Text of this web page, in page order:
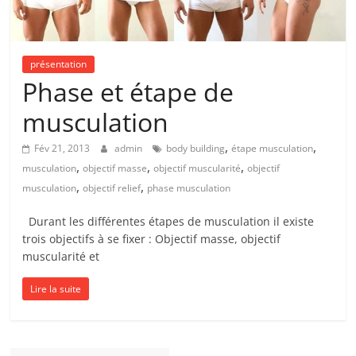
présentation
Phase et étape de
musculation
Fév 21, 2013 admin body building,étape musculation,
musculation,objectif masse,objectif muscularité,objectif
musculation,objectif relief, phase musculation
Durant les différentes étapes de musculation il existe
trois objectifs à se fixer : Objectif masse, objectif
muscularité et
Lire la suite